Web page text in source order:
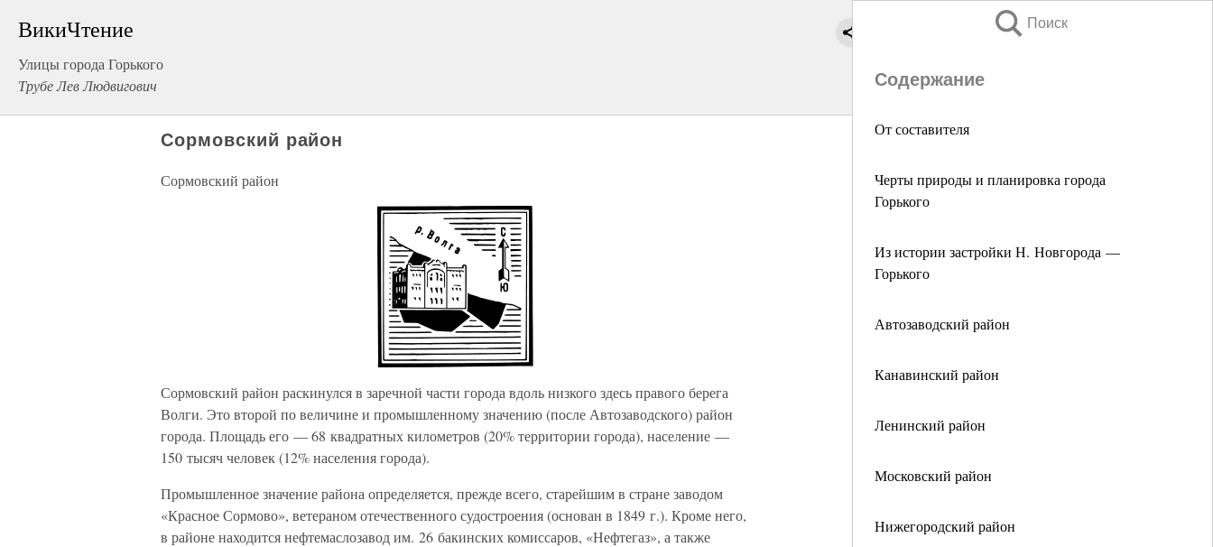
ВикиЧтение
Улицы города Горького
Трубе Лев Людвигович
Поиск
Содержание
От составителя
Черты природы и планировка города
Горького
Из истории застройки Н. Новгорода —
Горького
Автозаводский район
Канавинский район
Ленинский район
Московский район
Нижегородский район
Сормовский район
Сормовский район
Сормовский район раскинулся в заречной части города вдоль низкого здесь правого берега
Волги. Это второй по величине и промышленному значению (после Автозаводского) район
города. Площадь его — 68 квадратных километров (20% территории города), население —
150 тысяч человек (12% населения города).
Промышленное значение района определяется, прежде всего, старейшим в стране заводом
«Красное Сормово», ветераном отечественного судостроения (основан в 1849 г.). Кроме него,
в районе находится нефтемаслозавод им. 26 бакинских комиссаров, «Нефтегаз», а также